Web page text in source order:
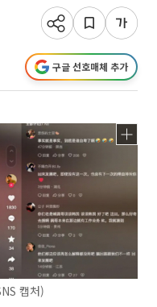
구글 선호매체 추가
캡처)